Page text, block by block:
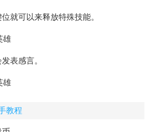
就可以来释放特殊技能。
表感言。
教程